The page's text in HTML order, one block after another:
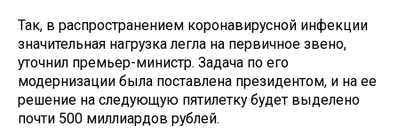
Так, в распространением коронавирусной инфекции
значительная нагрузка легла на первичное звено,
уточнил премьер-министр. Задача по его
модернизации была поставлена президентом, и на ее
решение на следующую пятилетку будет выделено
почти 500 миллиардов рублей.